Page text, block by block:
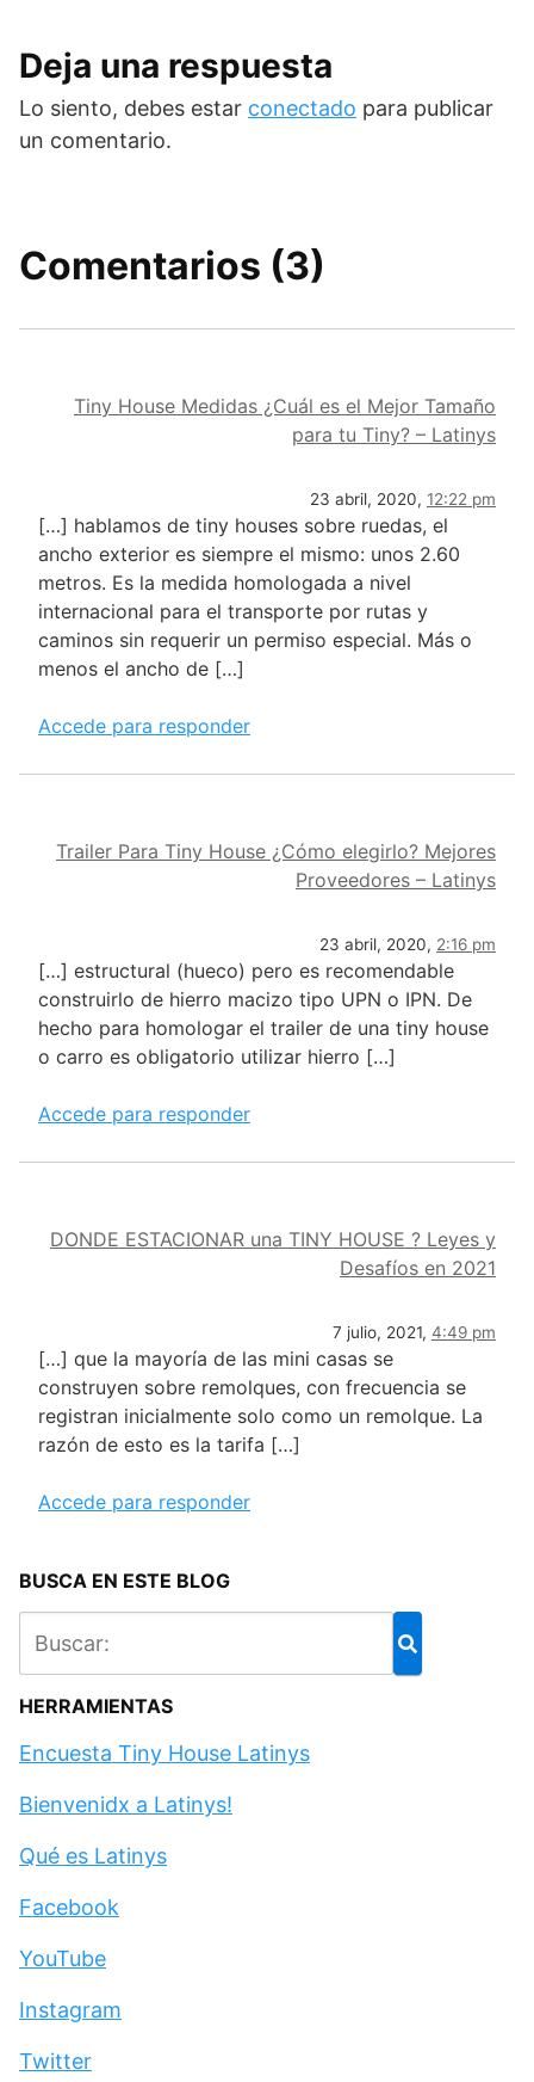
Deja una respuesta
Lo siento, debes estar conectado para publicar
un comentario.
Comentarios (3)
Tiny House Medidas ¿Cuál es el Mejor Tamaño
para tu Tiny? – Latinys
23 abril, 2020, 12:22 pm
[…] hablamos de tiny houses sobre ruedas, el
ancho exterior es siempre el mismo: unos 2.60
metros. Es la medida homologada a nivel
internacional para el transporte por rutas y
caminos sin requerir un permiso especial. Más o
menos el ancho de […]
Accede para responder
Trailer Para Tiny House ¿Cómo elegirlo? Mejores
Proveedores – Latinys
23 abril, 2020, 2:16 pm
[…] estructural (hueco) pero es recomendable
construirlo de hierro macizo tipo UPN o IPN. De
hecho para homologar el trailer de una tiny house
o carro es obligatorio utilizar hierro […]
Accede para responder
DONDE ESTACIONAR una TINY HOUSE ? Leyes y
Desafíos en 2021
7 julio, 2021, 4:49 pm
[…] que la mayoría de las mini casas se
construyen sobre remolques, con frecuencia se
registran inicialmente solo como un remolque. La
razón de esto es la tarifa […]
Accede para responder
BUSCA EN ESTE BLOG
HERRAMIENTAS
Encuesta Tiny House Latinys
Bienvenidx a Latinys!
Qué es Latinys
Facebook
YouTube
Instagram
Twitter